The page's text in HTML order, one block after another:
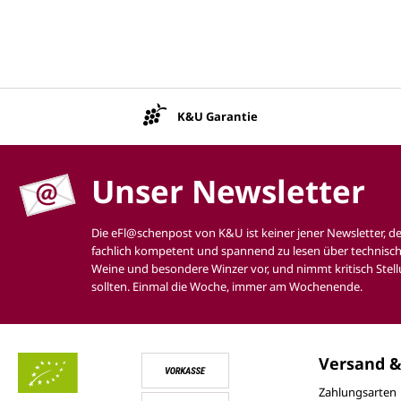
1 Zwiebel
Schweinefleisch), Rinderknochen
1 Glas Weißwein
Natives Olivenöl extra
1 kg geschälte Tomaten
reichlich geriebener Pecorino und/oder
Parmesankäse
Salz, Pfeffer
K&U Garantie
Unser Newsletter
Die eFl@schenpost von K&U ist keiner jener Newsletter,
fachlich kompetent und spannend zu lesen über
Weine und besondere Winzer vor, und nimmt kritisch
sollten. Einmal die Woche, immer am Wochenende.
Versand
Zahlungsarten